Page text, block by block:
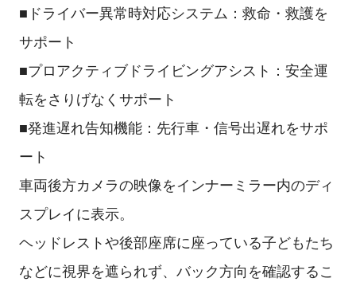
■ドライバー異常時対応システム：救命・救護を
サポート
■プロアクティブドライビングアシスト：安全運
転をさりげなくサポート
■発進遅れ告知機能：先行車・信号出遅れをサポ
ート
車両後方カメラの映像をインナーミラー内のディ
スプレイに表示。
ヘッドレストや後部座席に座っている子どもたち
などに視界を遮られず、バック方向を確認するこ